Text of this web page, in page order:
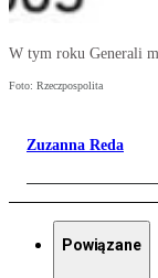
W tym roku Generali
Foto: Rzeczpospolita
Zuzanna Reda
Powiązane